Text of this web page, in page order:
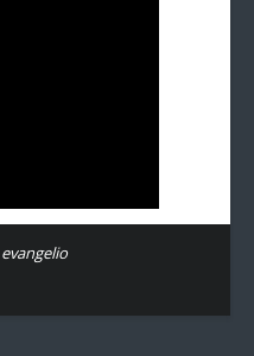
evangelio